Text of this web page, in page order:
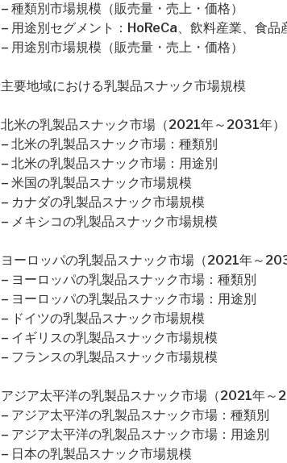
– 種類別市場規模（販売量・売上・価格）
– 用途別セグメント：HoReCa、飲料産業、食品
– 用途別市場規模（販売量・売上・価格）
主要地域における乳製品スナック市場規模
北米の乳製品スナック市場（2021年～2031年）
– 北米の乳製品スナック市場：種類別
– 北米の乳製品スナック市場：用途別
– 米国の乳製品スナック市場規模
– カナダの乳製品スナック市場規模
– メキシコの乳製品スナック市場規模
ヨーロッパの乳製品スナック市場（2021年～
– ヨーロッパの乳製品スナック市場：種類別
– ヨーロッパの乳製品スナック市場：用途別
– ドイツの乳製品スナック市場規模
– イギリスの乳製品スナック市場規模
– フランスの乳製品スナック市場規模
アジア太平洋の乳製品スナック市場（2021年～
– アジア太平洋の乳製品スナック市場：種類別
– アジア太平洋の乳製品スナック市場：用途別
– 日本の乳製品スナック市場規模